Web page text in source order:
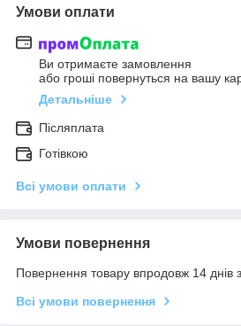
Умови оплати
Ви отримаєте замовлення
або гроші повернуться на вашу
Детальніше
Післяплата
Готівкою
Всі умови оплати
Умови повернення
Повернення товару впродовж 14 днів
Всі умови повернення